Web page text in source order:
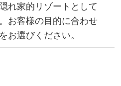
れ家的リゾートとして
お客様の目的に合わせ
お選びください。